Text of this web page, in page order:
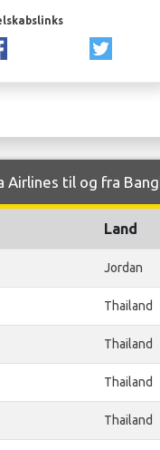
til og fra
Land
Jordan
Thailand
Thailand
Thailand
Thailand